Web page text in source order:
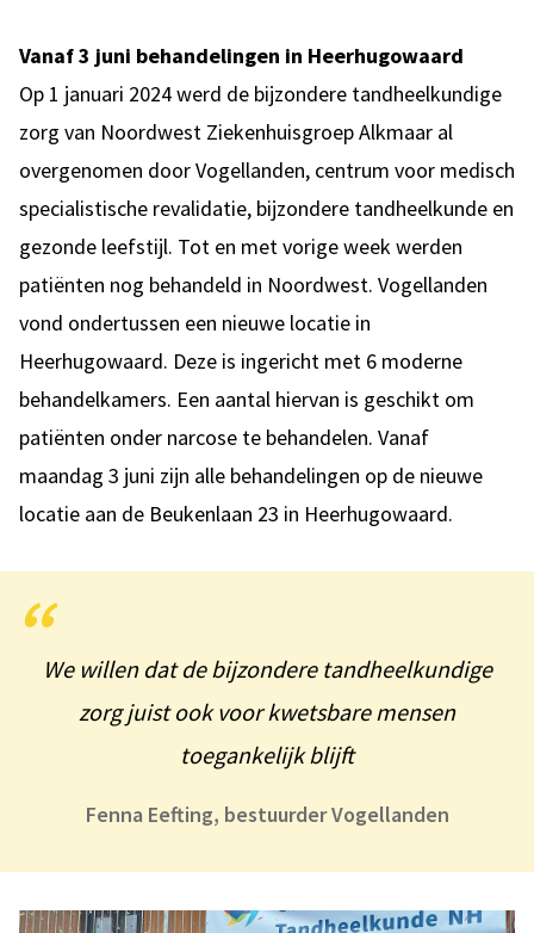
Vanaf 3 juni behandelingen in Heerhugowaard
Op 1 januari 2024 werd de bijzondere tandheelkundige
zorg van Noordwest Ziekenhuisgroep Alkmaar al
overgenomen door Vogellanden, centrum voor medisch
specialistische revalidatie, bijzondere tandheelkunde en
gezonde leefstijl. Tot en met vorige week werden
patiënten nog behandeld in Noordwest. Vogellanden
vond ondertussen een nieuwe locatie in
Heerhugowaard. Deze is ingericht met 6 moderne
behandelkamers. Een aantal hiervan is geschikt om
patiënten onder narcose te behandelen. Vanaf
maandag 3 juni zijn alle behandelingen op de nieuwe
locatie aan de Beukenlaan 23 in Heerhugowaard.
We willen dat de bijzondere tandheelkundige
zorg juist ook voor kwetsbare mensen
toegankelijk blijft
Fenna Eefting, bestuurder Vogellanden